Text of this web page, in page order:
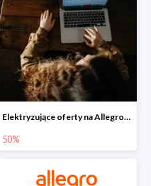
Elektryzujące oferty na Allegro do -50%
50%